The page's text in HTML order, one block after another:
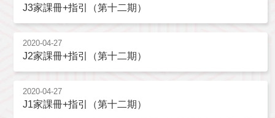
J3家課冊+指引（第十二期）
2020-04-27
J2家課冊+指引（第十二期）
2020-04-27
J1家課冊+指引（第十二期）